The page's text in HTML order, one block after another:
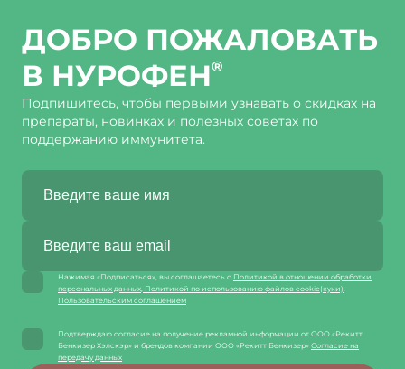
ДОБРО ПОЖАЛОВАТЬ
В НУРОФЕН®
Подпишитесь, чтобы первыми узнавать о скидках на
препараты, новинках и полезных советах по
поддержанию иммунитета.
Нажимая «Подписаться», вы соглашаетесь с Политикой в отношении обработки
персональных данных, Политикой по использованию файлов cookie(куки).
Пользовательским соглашением
Подтверждаю согласие на получение рекламной информации от ООО «Рекитт
Бенкизер Хэлскэр» и брендов компании ООО «Рекитт Бенкизер» Согласие на
передачу данных